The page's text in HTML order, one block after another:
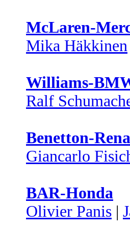
McLaren-
Mika Häkkinen
Williams-
Ralf
Benetton-
Giancarlo
BAR-Honda
Olivier Panis |